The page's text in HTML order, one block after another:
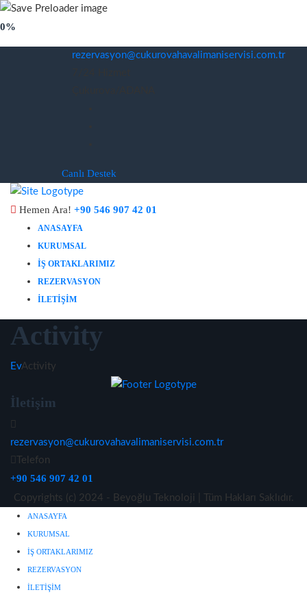
0%
rezervasyon@cukurovahavalimaniservisi.com.tr
Canlı Destek
Hemen Ara! +90 546 907 42 01
ANASAYFA
KURUMSAL
İŞ ORTAKLARIMIZ
REZERVASYON
İLETIŞIM
Activity
EvActivity
İletişim
rezervasyon@cukurovahavalimaniservisi.com.tr
Telefon
+90 546 907 42 01
Copyrights (c) 2024 - Beyoğlu Teknoloji | Tüm Hakları Saklıdır.
ANASAYFA
KURUMSAL
İŞ ORTAKLARIMIZ
REZERVASYON
İLETIŞIM